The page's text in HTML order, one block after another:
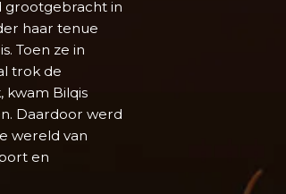
grootgebracht in
haar tenue
Toen ze in
trok de
kwam Bilqis
Daardoor werd
wereld van
en